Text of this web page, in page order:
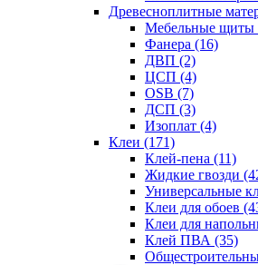
Древесноплитные
Мебельные щиты
Фанера (16)
ДВП (2)
ЦСП (4)
OSB (7)
ДСП (3)
Изоплат (4)
Клеи (171)
Клей-пена (11)
Жидкие гвозди
Универсальные
Клеи для обоев
Клеи для
Клей ПВА (35)